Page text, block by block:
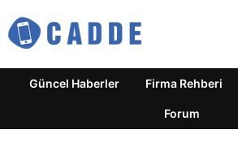
Güncel Haberler Firma Rehberi
Forum